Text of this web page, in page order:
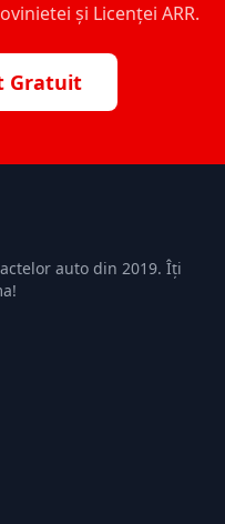
și Licenței ARR.
Gratuit
auto din 2019. Îți